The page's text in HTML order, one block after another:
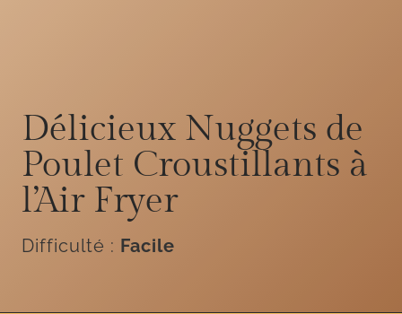
Délicieux Nuggets de
Poulet Croustillants à
l’Air Fryer
Difficulté : Facile